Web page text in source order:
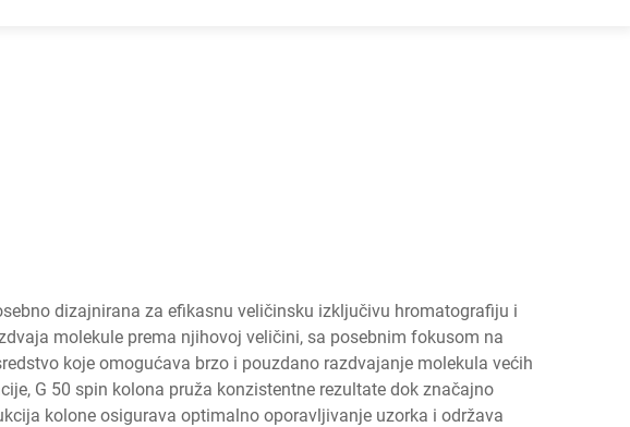
dizajnirana za efikasnu veličinsku izključivu hromatografiju i
molekule prema njihovoj veličini, sa posebnim fokusom na
koje omogućava brzo i pouzdano razdvajanje molekula većih
G 50 spin kolona pruža konzistentne rezultate dok značajno
kolone osigurava optimalno oporavljivanje uzorka i održava